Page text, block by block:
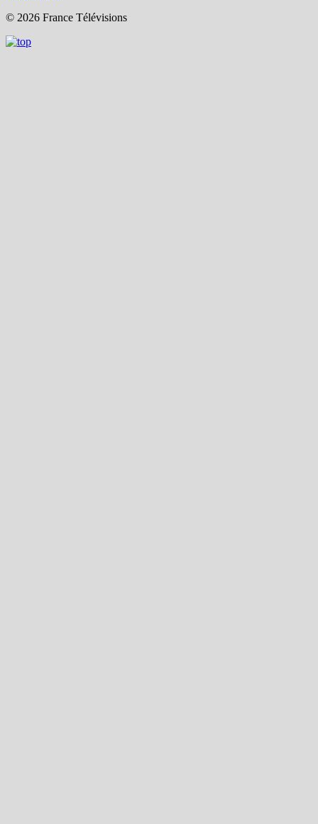
© 2026 France Télévisions